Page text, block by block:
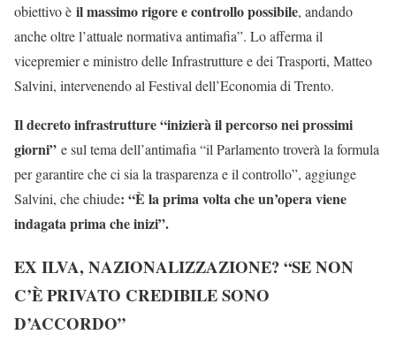
obiettivo è il massimo rigore e controllo possibile, andando
anche oltre l’attuale normativa antimafia”. Lo afferma il
vicepremier e ministro delle Infrastrutture e dei Trasporti, Matteo
Salvini, intervenendo al Festival dell’Economia di Trento.
Il decreto infrastrutture “inizierà il percorso nei prossimi
giorni” e sul tema dell’antimafia “il Parlamento troverà la formula
per garantire che ci sia la trasparenza e il controllo”, aggiunge
Salvini, che chiude: “È la prima volta che un’opera viene
indagata prima che inizi”.
EX ILVA, NAZIONALIZZAZIONE? “SE NON
C’È PRIVATO CREDIBILE SONO
D’ACCORDO”